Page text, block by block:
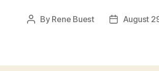
Post
By Rene Buest
PostAugust